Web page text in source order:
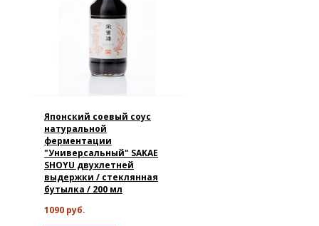
Японский соевый соус
натуральной
ферментации
"Универсальный" SAKAE
SHOYU двухлетней
выдержки / стеклянная
бутылка / 200 мл
1090 руб.